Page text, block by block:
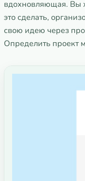
вдохновляющая. Вы
это сделать,
свою идею через
Определить проект